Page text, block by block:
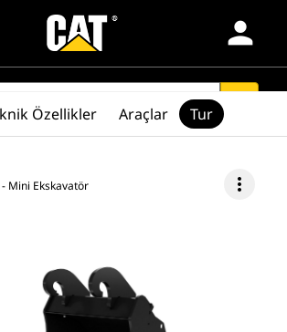
person
- Mini Ekskavatör more_vert
Özellikler Araçlar Tur